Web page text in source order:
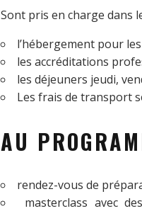
Sont pris en charge dans
l’hébergement pour
les accréditations
les déjeuners jeudi,
Les frais de transport
AU
rendez-vous de
masterclass avec